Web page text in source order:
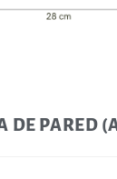
DE PARED